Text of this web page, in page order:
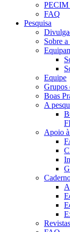
FAQ
Pesquisa
Sobre a
Equipe
Grupos
Boas
A
Apoio à